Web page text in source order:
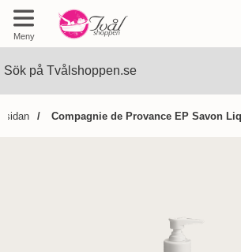
Meny
Compagnie de Provance EP Savon